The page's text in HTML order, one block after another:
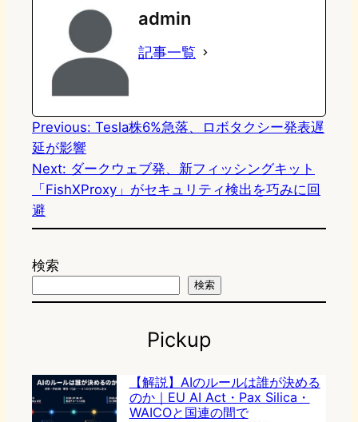
o
d
n
s
k
k
admin
記事一覧
Previous: Tesla株6%急落、ロボタクシー発表遅
延が影響
Next: ダークウェブ発、新フィッシングキット
「FishXProxy」がセキュリティ検出を巧みに回
避
検索
検索
Pickup
【解説】AIのルールは誰が決める
のか｜EU AI Act・Pax Silica・
WAICOと国連の間で